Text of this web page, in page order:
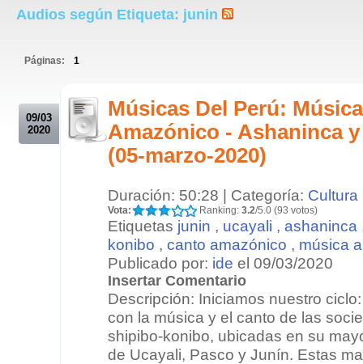
Audios según Etiqueta: junin
Páginas: 1
09/03
2020
Músicas Del Perú:
Amazónico - Ashaninca
(05-marzo-2020)
Duración: 50:28 | Categoría: Cultura
Vota: Ranking: 3.2/5.0 (93 votos)
Etiquetas junin , ucayali , ashaninca
konibo , canto amazónico , música
Publicado por: ide el 09/03/2020
Insertar Comentario
Descripción: Iniciamos nuestro
con la música y el canto de las
shipibo-konibo, ubicadas en su
de Ucayali, Pasco y Junín. Estas